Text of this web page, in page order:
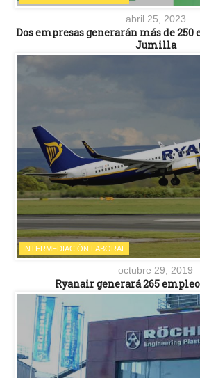
abril 25, 2023
Dos empresas generarán más de
Jumilla
INTERMEDIACIÓN LABORAL
octubre 29, 2019
Ryanair generará 265